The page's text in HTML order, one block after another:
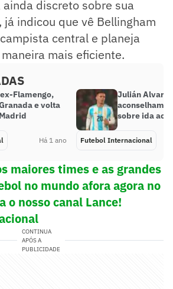
discreto sobre sua
indicou que vê Bellingham
central e planeja
mais eficiente.
Flamengo,
e volta
Há 1 ano
Julián
aconselham
sobre ida ao
Futebol Internacional
maiores times e as grandes
no mundo afora agora no
o nosso canal Lance!
CONTINUA
APÓS A
PUBLICIDADE